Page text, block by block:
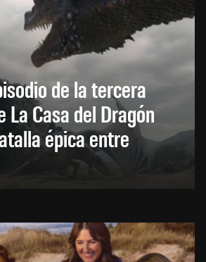
de la tercera
La Casa del Dragón
épica entre